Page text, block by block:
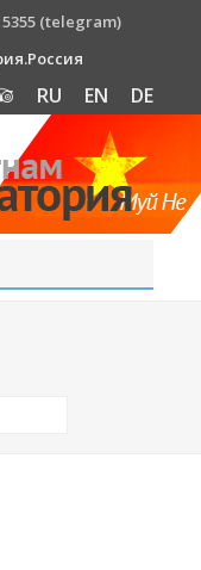
(telegram)
RU EN DE